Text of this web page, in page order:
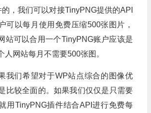
，我们可以对接TinyPNG提供的API
可以每月使用免费压缩500张图片，
站可以合用一个TinyPNG账户应该是
人网站每月不需要500张图。
我们希望对于WP站点综合的图像优
比较全面的。如果我们仅仅是只需要
用TinyPNG插件结合API进行免费每